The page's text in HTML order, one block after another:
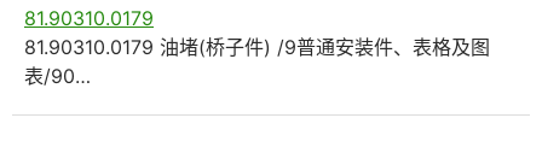
81.90310.0179
81.90310.0179 油堵(桥子件) /9普通安装件、表格及图
表/90…